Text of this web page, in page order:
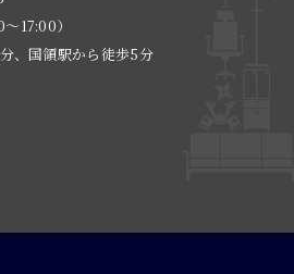
17:00）
、国領駅から徒歩5分